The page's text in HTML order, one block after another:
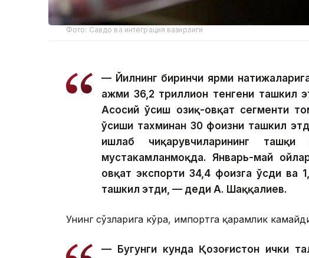
Фото: Савдо ва интеграция вазирлиги
— Йилнинг биринчи ярми
ҳажми 36,2 триллион тенгени ташкил
Асосий ўсиш озиқ-овқат сегменти
ўсиши тахминан 30 фоизни ташкил
ишлаб чиқарувчиларининг ташқи
мустаҳкамланмоқда. Январь-май
овқат экспорти 34,4 фоизга ўсди
ташкил этди, — деди А. Шаққалиев.
Унинг сўзларига кўра, импортга қарамлик
— Бугунги кунда Қозоғистон ички